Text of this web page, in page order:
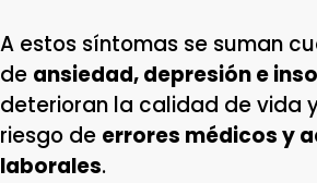
A estos síntomas se suman
de ansiedad, depresión e
deterioran la calidad de vida
riesgo de errores médicos y
laborales.